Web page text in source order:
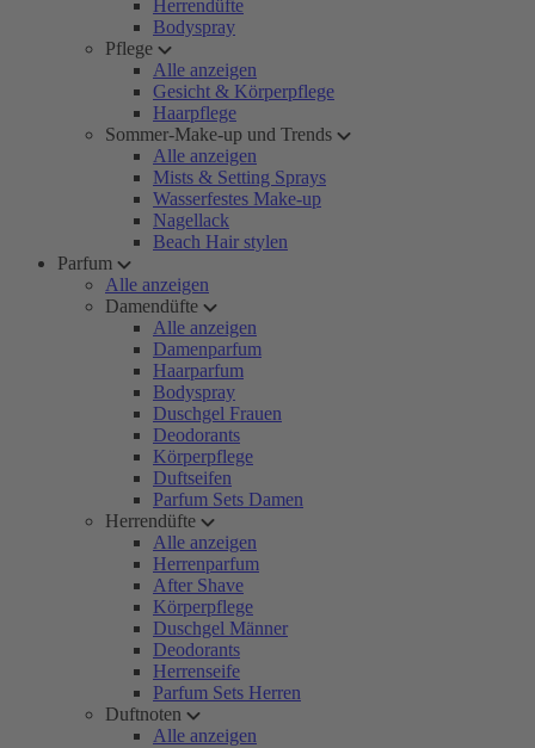
Herrendüfte
Bodyspray
Pflege
Alle anzeigen
Gesicht & Körperpflege
Haarpflege
Sommer-Make-up und Trends
Alle anzeigen
Mists & Setting Sprays
Wasserfestes Make-up
Nagellack
Beach Hair stylen
Parfum
Alle anzeigen
Damendüfte
Alle anzeigen
Damenparfum
Haarparfum
Bodyspray
Duschgel Frauen
Deodorants
Körperpflege
Duftseifen
Parfum Sets Damen
Herrendüfte
Alle anzeigen
Herrenparfum
After Shave
Körperpflege
Duschgel Männer
Deodorants
Herrenseife
Parfum Sets Herren
Duftnoten
Alle anzeigen